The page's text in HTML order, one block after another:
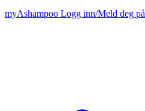
myAshampoo Logg inn/Meld deg på